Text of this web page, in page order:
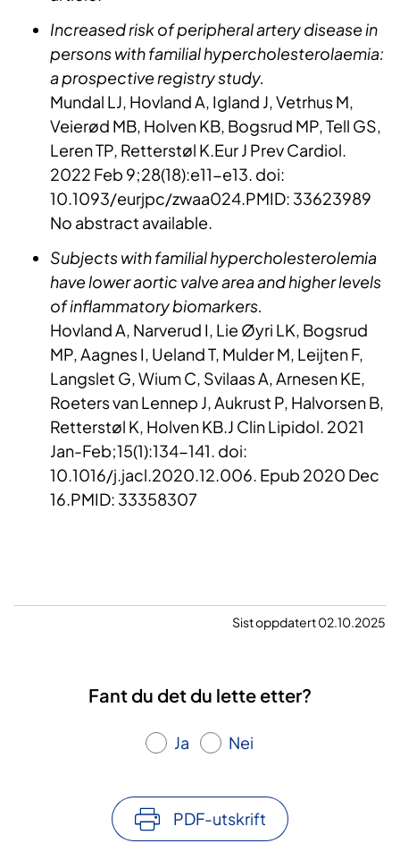
Increased risk of peripheral artery disease in
persons with familial hypercholesterolaemia:
a prospective registry study.
Mundal LJ, Hovland A, Igland J, Vetrhus M,
Veierød MB, Holven KB, Bogsrud MP, Tell GS,
Leren TP, Retterstøl K.Eur J Prev Cardiol.
2022 Feb 9;28(18):e11-e13. doi:
10.1093/eurjpc/zwaa024.PMID: 33623989
No abstract available.​
Subjects with familial hypercholesterolemia
have lower aortic valve area and higher levels
of inflammatory biomarkers.
Hovland A, Narverud I, Lie Øyri LK, Bogsrud
MP, Aagnes I, Ueland T, Mulder M, Leijten F,
Langslet G, Wium C, Svilaas A, Arnesen KE,
Roeters van Lennep J, Aukrust P, Halvorsen B,
Retterstøl K, Holven KB.J Clin Lipidol. 2021
Jan-Feb;15(1):134-141. doi:
10.1016/j.jacl.2020.12.006. Epub 2020 Dec
16.PMID: 33358307
Sist oppdatert 02.10.2025
Fant du det du lette etter?
Ja Nei
PDF-utskrift